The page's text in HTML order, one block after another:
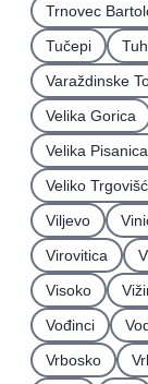
Trnovec
Tučepi
Varaždinske
Velika Gorica
Velika Pisanica
Veliko
Viljevo
Virovitica
Visoko
Vođinci
Vrbosko